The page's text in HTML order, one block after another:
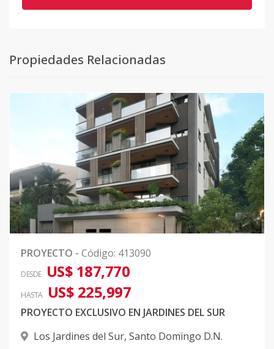
Propiedades Relacionadas
PROYECTO - Código: 413090
DESDE US$ 187,770
HASTA US$ 225,997
PROYECTO EXCLUSIVO EN JARDINES DEL SUR
Los Jardines del Sur, Santo Domingo D.N.